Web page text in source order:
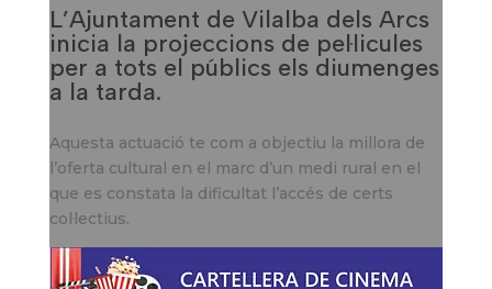
L’Ajuntament de Vilalba dels Arcs
inicia la projeccions de pel·licules
per a tots el públics els diumenges
a la tarda.
Aquesta actuació te com a objectiu la millora de
l’oferta cultural en el marc d’un medi rural en el
que es constata la dificultat l’accés de certs
col·lectius.